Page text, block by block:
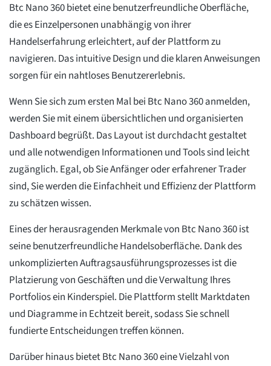
Btc Nano 360 bietet eine benutzerfreundliche Oberfläche,
die es Einzelpersonen unabhängig von ihrer
Handelserfahrung erleichtert, auf der Plattform zu
navigieren. Das intuitive Design und die klaren Anweisungen
sorgen für ein nahtloses Benutzererlebnis.
Wenn Sie sich zum ersten Mal bei Btc Nano 360 anmelden,
werden Sie mit einem übersichtlichen und organisierten
Dashboard begrüßt. Das Layout ist durchdacht gestaltet
und alle notwendigen Informationen und Tools sind leicht
zugänglich. Egal, ob Sie Anfänger oder erfahrener Trader
sind, Sie werden die Einfachheit und Effizienz der Plattform
zu schätzen wissen.
Eines der herausragenden Merkmale von Btc Nano 360 ist
seine benutzerfreundliche Handelsoberfläche. Dank des
unkomplizierten Auftragsausführungsprozesses ist die
Platzierung von Geschäften und die Verwaltung Ihres
Portfolios ein Kinderspiel. Die Plattform stellt Marktdaten
und Diagramme in Echtzeit bereit, sodass Sie schnell
fundierte Entscheidungen treffen können.
Darüber hinaus bietet Btc Nano 360 eine Vielzahl von